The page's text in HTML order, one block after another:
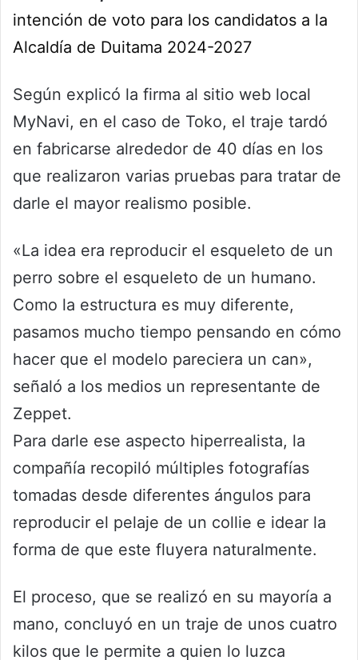
intención de voto para los candidatos a la
Alcaldía de Duitama 2024-2027
Según explicó la firma al sitio web local
MyNavi, en el caso de Toko, el traje tardó
en fabricarse alrededor de 40 días en los
que realizaron varias pruebas para tratar de
darle el mayor realismo posible.
«La idea era reproducir el esqueleto de un
perro sobre el esqueleto de un humano.
Como la estructura es muy diferente,
pasamos mucho tiempo pensando en cómo
hacer que el modelo pareciera un can»,
señaló a los medios un representante de
Zeppet.
Para darle ese aspecto hiperrealista, la
compañía recopiló múltiples fotografías
tomadas desde diferentes ángulos para
reproducir el pelaje de un collie e idear la
forma de que este fluyera naturalmente.
El proceso, que se realizó en su mayoría a
mano, concluyó en un traje de unos cuatro
kilos que le permite a quien lo luzca